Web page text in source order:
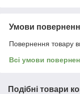
Умови
Повернення товару
Всі умови
Подібні товари